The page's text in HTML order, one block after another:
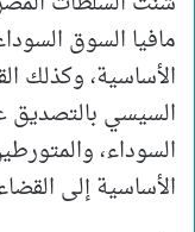
مافيا السوق
الأساسية، وكذلك
السيسي بالتصديق
السوداء،
الأساسية إلى